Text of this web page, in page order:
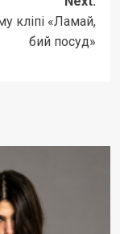
кліпі «Ламай,
бий посуд»